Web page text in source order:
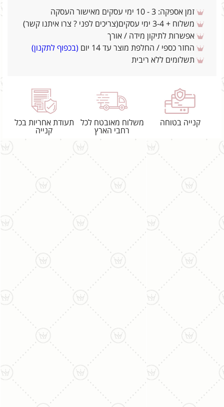
זמן אספקה: 3 - 10 ימי עסקים מאישור העסקה
משלוח + 3-4 ימי עסקים(צריכים לפני ? צרו איתנו קשר)
אפשרות לתיקון מידה / אורך
החזר כספי / החלפת מוצר עד 14 יום
(בכפוף לתקנון)
תשלומים ללא ריבית
קנייה בטוחה
משלוח מאובטח לכל
רחבי הארץ
תעודת אחריות בכל
קנייה